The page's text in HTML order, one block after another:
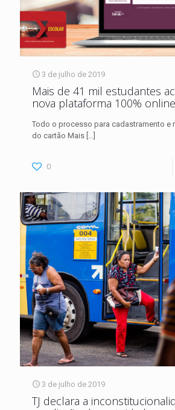
3 de julho de 2019
Mais de 41 mil estudantes
nova plataforma 100% online
Todo o processo para cadastramento e
do cartão Mais […]
0
3 de julho de 2019
TJ declara a